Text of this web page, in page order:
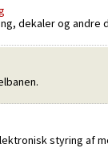
dekaler og andre
styring af